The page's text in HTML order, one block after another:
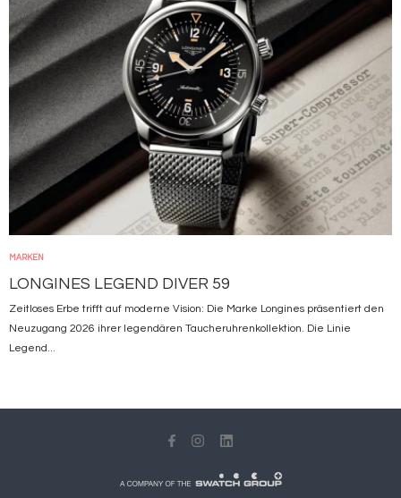
MARKEN
LONGINES LEGEND DIVER 59
Zeitloses Erbe trifft auf moderne Vision: Die Marke Longines präsentiert den
Neuzugang 2026 ihrer legendären Taucheruhrenkollektion. Die Linie
Legend...